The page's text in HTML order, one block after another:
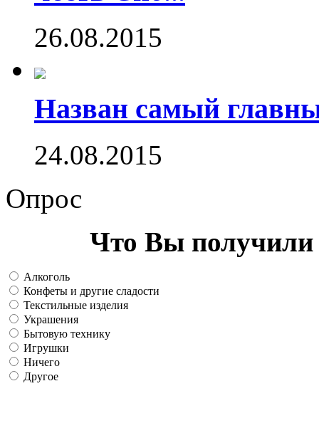
26.08.2015
Назван самый
24.08.2015
Опрос
Что Вы получили
Алкоголь
Конфеты и другие сладости
Текстильные изделия
Украшения
Бытовую технику
Игрушки
Ничего
Другое